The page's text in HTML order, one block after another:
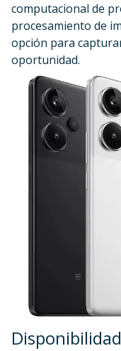
computacional de
procesamiento de
opción para
oportunidad.